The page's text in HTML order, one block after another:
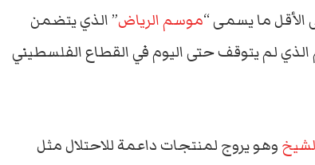
الأقل ما يسمى “موسم الرياض” الذي يتضمن
لم يتوقف حتى اليوم في القطاع الفلسطيني
وهو يروج لمنتجات داعمة للاحتلال مثل